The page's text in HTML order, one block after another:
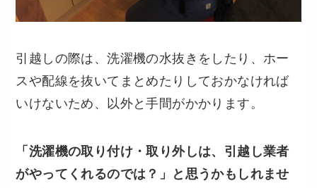
引越しの際は、洗濯機の水抜きをしたり、ホー
スや配線を抜いてまとめたりしておかなければ
いけないため、以外と手間がかかります。
「洗濯機の取り付け・取り外しは、引越し業者
がやってくれるのでは？」と思うかもしれませ